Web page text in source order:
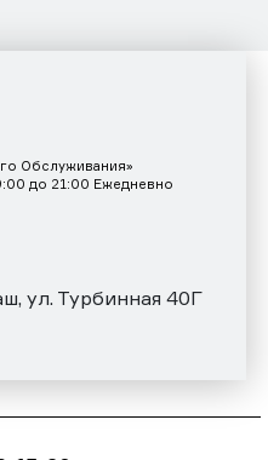
Обслуживания»
до 21:00 Ежедневно
ул. Турбинная 40Г